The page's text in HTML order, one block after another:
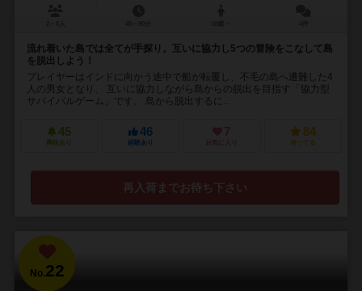
流れ着いた島では全てが手探り。互いに協力し5つの冒険をこなして島
を脱出しよう！
プレイヤーはインドに向かう途中で船が転覆し、不毛の島へ遭難した4
人の男女となり、 互いに協力しながら島からの脱出を目指す「協力型
サバイバルゲーム」です。 島から脱出するに...
45
興味あり
46
経験あり
7
お気に入り
84
持ってる
再入荷までお待ち下さい
No.22